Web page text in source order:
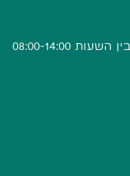
08:00-14:00